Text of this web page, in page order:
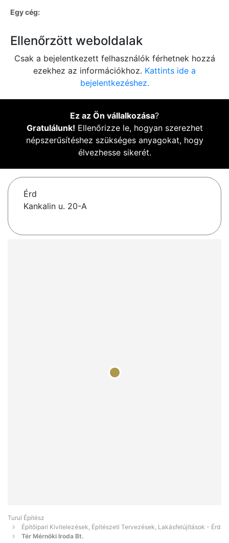
Egy cég:
Ellenőrzött weboldalak
Csak a bejelentkezett felhasználók férhetnek hozzá
ezekhez az információkhoz. Kattints ide a
bejelentkezéshez.
Ez az Ön vállalkozása?
Gratulálunk! Ellenőrizze le, hogyan szerezhet
népszerűsítéshez szükséges anyagokat, hogy
élvezhesse sikerét.
Érd
Kankalin u. 20-A
Turul Építész
Építőipari Kivitelezések, Építészeti Tervezések, Lakásfelújítások - Érd
Tér Mérnöki Iroda Bt.